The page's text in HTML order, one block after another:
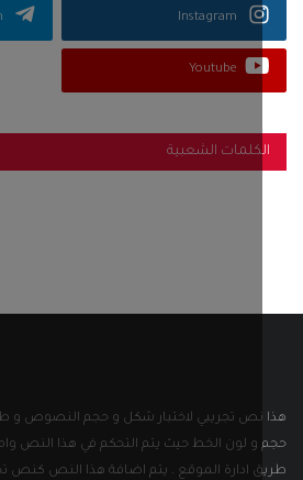
Instagram
Youtube
الشعبية
تجريبي لاختبار شكل و حجم النصوص و طريقة
لون الخط حيث يتم التحكم في هذا النص
ادارة الموقع . يتم اضافة هذا النص كنص تجريبي